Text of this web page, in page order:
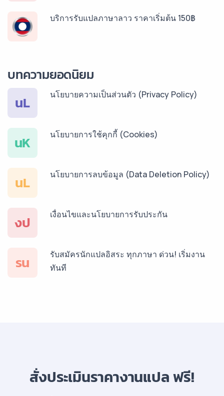
บริการรับแปลภาษาลาว ราคาเริ่มต้น 150฿
บริการรับแปลภาษากัมพูชา ราคาเริ่มต้น 150฿
บริการรับแปลภาษาเวียดนาม ราคาเริ่มต้น 150฿
บริการรับแปลภาษาฝรั่งเศส ราคาเริ่มต้น 150฿
บริการรับแปลภาษาสเปน ราคาเริ่มต้น 150฿
บริการรับแปลภาษาเยอรมัน ราคาเริ่มต้น 150฿
บทความยอดนิยม
นL นโยบายความเป็นส่วนตัว (Privacy Policy)
นK นโยบายการใช้คุกกี้ (Cookies)
นL นโยบายการลบข้อมูล (Data Deletion Policy)
งป เงื่อนไขและนโยบายการรับประกัน
รน
รับสมัครนักแปลอิสระ ทุกภาษา ด่วน! เริ่มงาน
ทันที
สั่งประเมินราคางานแปล ฟรี!